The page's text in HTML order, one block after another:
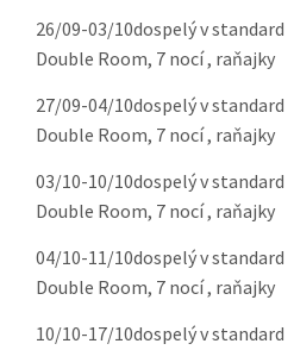
26/09-03/10dospelý v standard
Double Room, 7 nocí , raňajky
27/09-04/10dospelý v standard
Double Room, 7 nocí , raňajky
03/10-10/10dospelý v standard
Double Room, 7 nocí , raňajky
04/10-11/10dospelý v standard
Double Room, 7 nocí , raňajky
10/10-17/10dospelý v standard